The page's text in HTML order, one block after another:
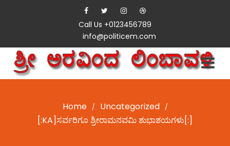
Call Us +0123456789
info@politicem.com
Home / Uncategorized /
[:KA]ಸರ್ವರಿಗೂ ಶ್ರೀರಾಮನವಮಿ ಶುಭಾಶಯಗಳು[:]